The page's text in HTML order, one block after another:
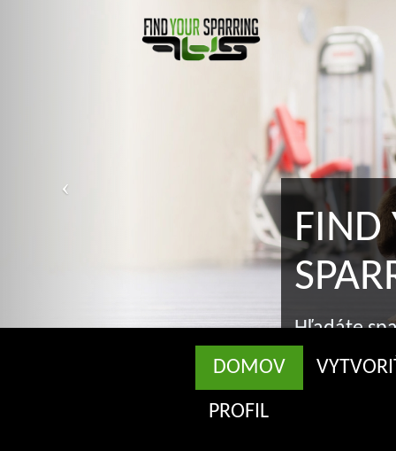
FIND
Hľadáte sparringa?
správnom mieste
DOMOV
PROFIL